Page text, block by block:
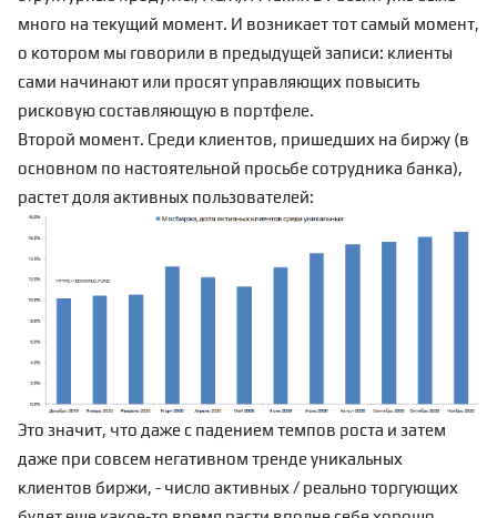
много на текущий момент. И возникает тот самый момент,
о котором мы говорили в предыдущей записи: клиенты
сами начинают или просят управляющих повысить
рисковую составляющую в портфеле.
Второй момент. Среди клиентов, пришедших на биржу (в
основном по настоятельной просьбе сотрудника банка),
растет доля активных пользователей:
Это значит, что даже с падением темпов роста и затем
даже при совсем негативном тренде уникальных
клиентов биржи, - число активных / реально торгующих